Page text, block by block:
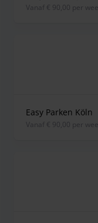
vanaf € 90,00 per
Easy Parken Köln
vanaf € 90,00 per